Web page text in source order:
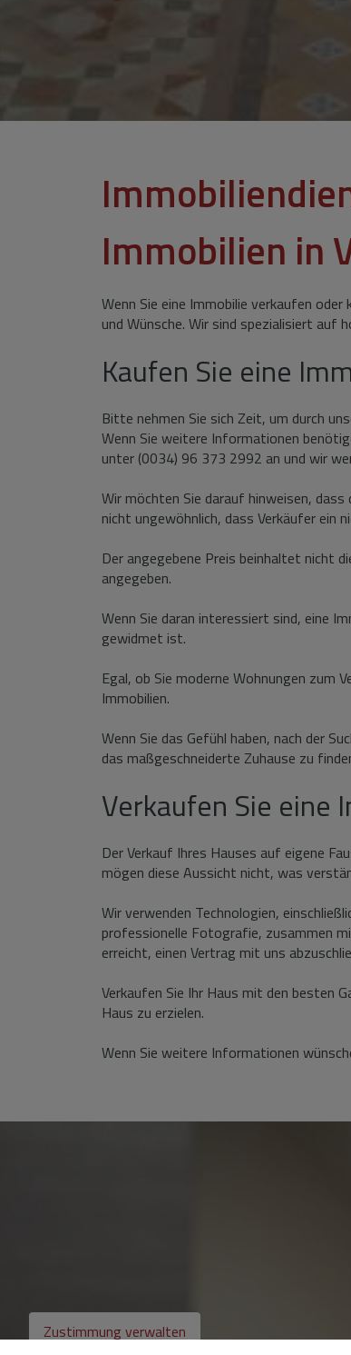
Immobilien in
Wenn Sie eine Immobilie verkaufen
und Wünsche. Wir sind spezialisiert auf
Kaufen Sie eine
Bitte nehmen Sie sich Zeit, um durch
Wenn Sie weitere Informationen
unter (0034) 96 373 2992 an und wir
Wir möchten Sie darauf hinweisen,
nicht ungewöhnlich, dass Verkäufer ein
Der angegebene Preis beinhaltet nicht
angegeben.
Wenn Sie daran interessiert sind, eine
gewidmet ist.
Egal, ob Sie moderne Wohnungen
Immobilien.
Wenn Sie das Gefühl haben, nach der
das maßgeschneiderte Zuhause zu
Verkaufen Sie eine
Der Verkauf Ihres Hauses auf eigene
mögen diese Aussicht nicht, was
Wir verwenden Technologien,
professionelle Fotografie, zusammen
erreicht, einen Vertrag mit uns
Verkaufen Sie Ihr Haus mit den besten
Haus zu erzielen.
Wenn Sie weitere Informationen
Zustimmung verwalten